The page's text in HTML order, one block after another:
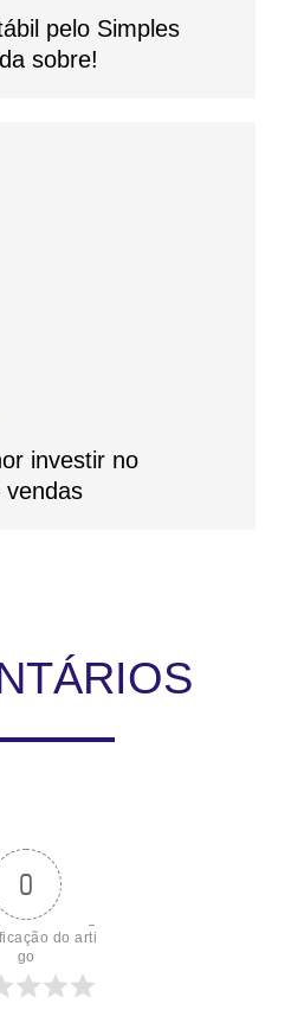
pelo Simples
sobre!
investir no
vendas
0
do arti
go